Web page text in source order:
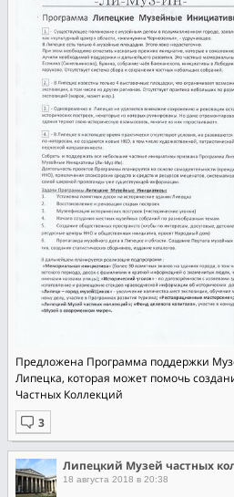
Предложена Программа поддержки
Липецка, которая может помочь
Частных Коллекций
Липецкий Музей частных
18 августа 2018 в 20:38